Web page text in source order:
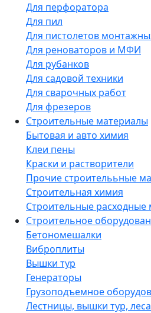
Для перфоратора
Для пил
Для пистолетов
Для реноваторов и МФИ
Для рубанков
Для садовой техники
Для сварочных работ
Для фрезеров
Строительные материалы
Бытовая и авто химия
Клеи пены
Краски и растворители
Прочие строителььные
Строительная химия
Строительные расходные
Строительное
Бетономешалки
Виброплиты
Вышки тур
Генераторы
Грузоподъемное
Лестницы, вышки тур,